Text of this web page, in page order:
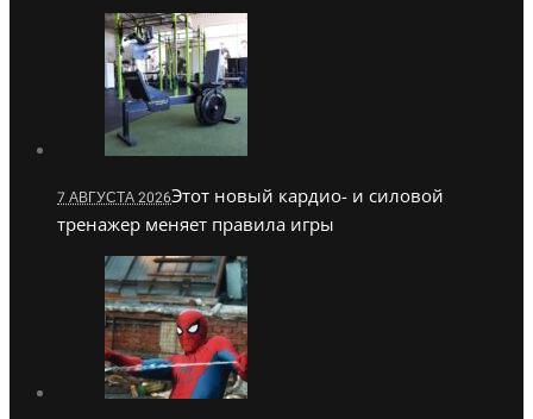
7 АВГУСТА 2026Этот новый кардио- и силовой
тренажер меняет правила игры